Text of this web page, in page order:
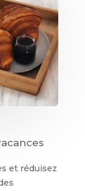
et réduisez